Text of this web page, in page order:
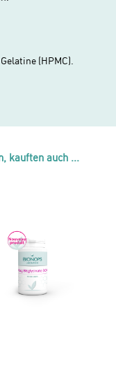
(HPMC).
kauften auch ...